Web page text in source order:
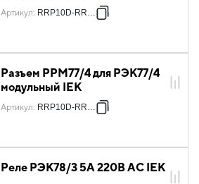
Артикул: RRP10D-RRM-3
Разъем РРМ77/4 для РЭК77/4
модульный IEK
Артикул: RRP10D-RRM-4
Реле РЭК78/3 5А 220В AC IEK